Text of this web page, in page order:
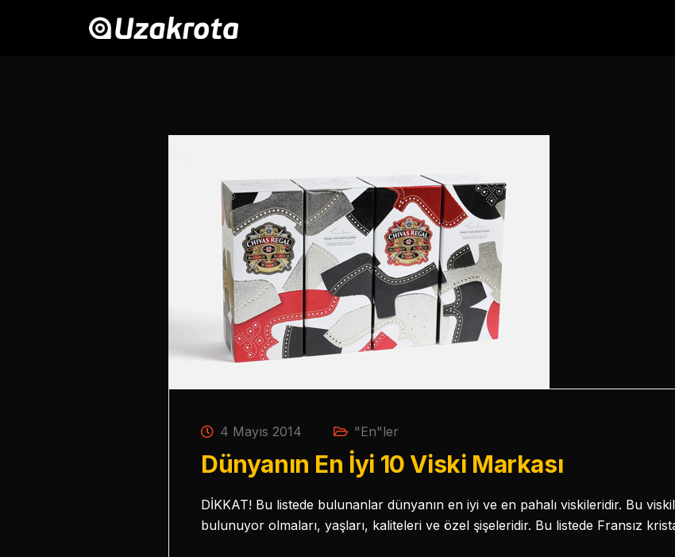
4 Mayıs 2014 "En"ler
Dünyanın En İyi 10 Viski Markası
DİKKAT! Bu listede bulunanlar dünyanın en iyi ve en pahalı viskileridir. Bu
bulunuyor olmaları, yaşları, kaliteleri ve özel şişeleridir. Bu listede Fransız